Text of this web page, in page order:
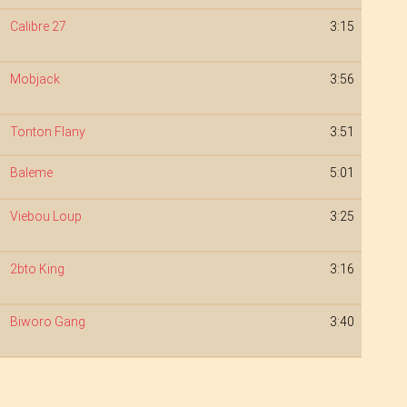
Calibre 27 3:15
Mobjack 3:56
Tonton Flany 3:51
Baleme 5:01
Viebou Loup 3:25
2bto King 3:16
Biworo Gang 3:40